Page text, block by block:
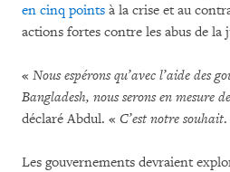
en cinq points à la crise et au
actions fortes contre les abus de la
« Nous espérons qu’avec l’aide des
Bangladesh, nous serons en mesure
déclaré Abdul. « C’est notre souhait
Les gouvernements devraient